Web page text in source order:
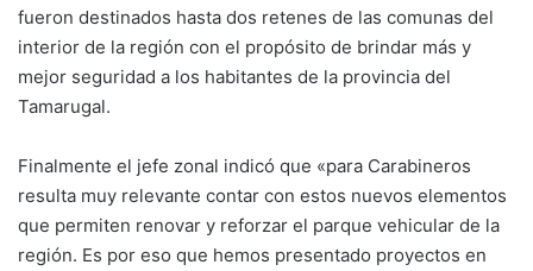
fueron destinados hasta dos retenes de las comunas del
interior de la región con el propósito de brindar más y
mejor seguridad a los habitantes de la provincia del
Tamarugal.
Finalmente el jefe zonal indicó que «para Carabineros
resulta muy relevante contar con estos nuevos elementos
que permiten renovar y reforzar el parque vehicular de la
región. Es por eso que hemos presentado proyectos en